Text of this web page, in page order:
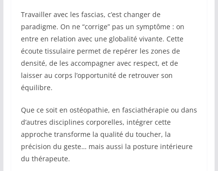
Travailler avec les fascias, c’est changer de
paradigme. On ne “corrige” pas un symptôme : on
entre en relation avec une globalité vivante. Cette
écoute tissulaire permet de repérer les zones de
densité, de les accompagner avec respect, et de
laisser au corps l’opportunité de retrouver son
équilibre.
Que ce soit en ostéopathie, en fasciathérapie ou dans
d’autres disciplines corporelles, intégrer cette
approche transforme la qualité du toucher, la
précision du geste… mais aussi la posture intérieure
du thérapeute.